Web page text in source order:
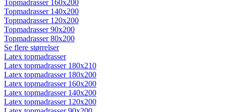
Topmadrasser 160x200
Topmadrasser 140x200
Topmadrasser 120x200
Topmadrasser 90x200
Topmadrasser 80x200
Se flere størrelser
Latex topmadrasser
Latex topmadrasser 180x210
Latex topmadrasser 180x200
Latex topmadrasser 160x200
Latex topmadrasser 140x200
Latex topmadrasser 120x200